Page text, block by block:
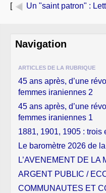
[ Un "saint patron" :
Navigation
ARTICLES DE LA RUBRIQUE
45 ans après, d’une
femmes iraniennes 2
45 ans après, d’une
femmes iraniennes 1
1881, 1901, 1905 : trois
Le baromètre 2026 de
L’AVENEMENT DE LA
ARGENT PUBLIC /
COMMUNAUTES ET